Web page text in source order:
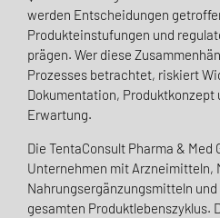
werden Entscheidungen
Produkteinstufungen und
prägen. Wer diese
Prozesses betrachtet, riskiert
Dokumentation, Produktkonzept
Erwartung.
Die TentaConsult Pharma & Med
Unternehmen mit Arzneimitteln,
Nahrungsergänzungsmitteln
gesamten Produktlebenszyklus.